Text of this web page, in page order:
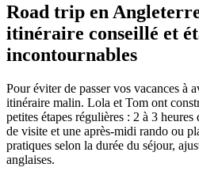
Road trip en
itinéraire conseillé et
incontournables
Pour éviter de passer vos vacances à
itinéraire malin. Lola et Tom ont
petites étapes régulières : 2 à 3
de visite et une après‑midi rando ou
pratiques selon la durée du séjour,
anglaises.